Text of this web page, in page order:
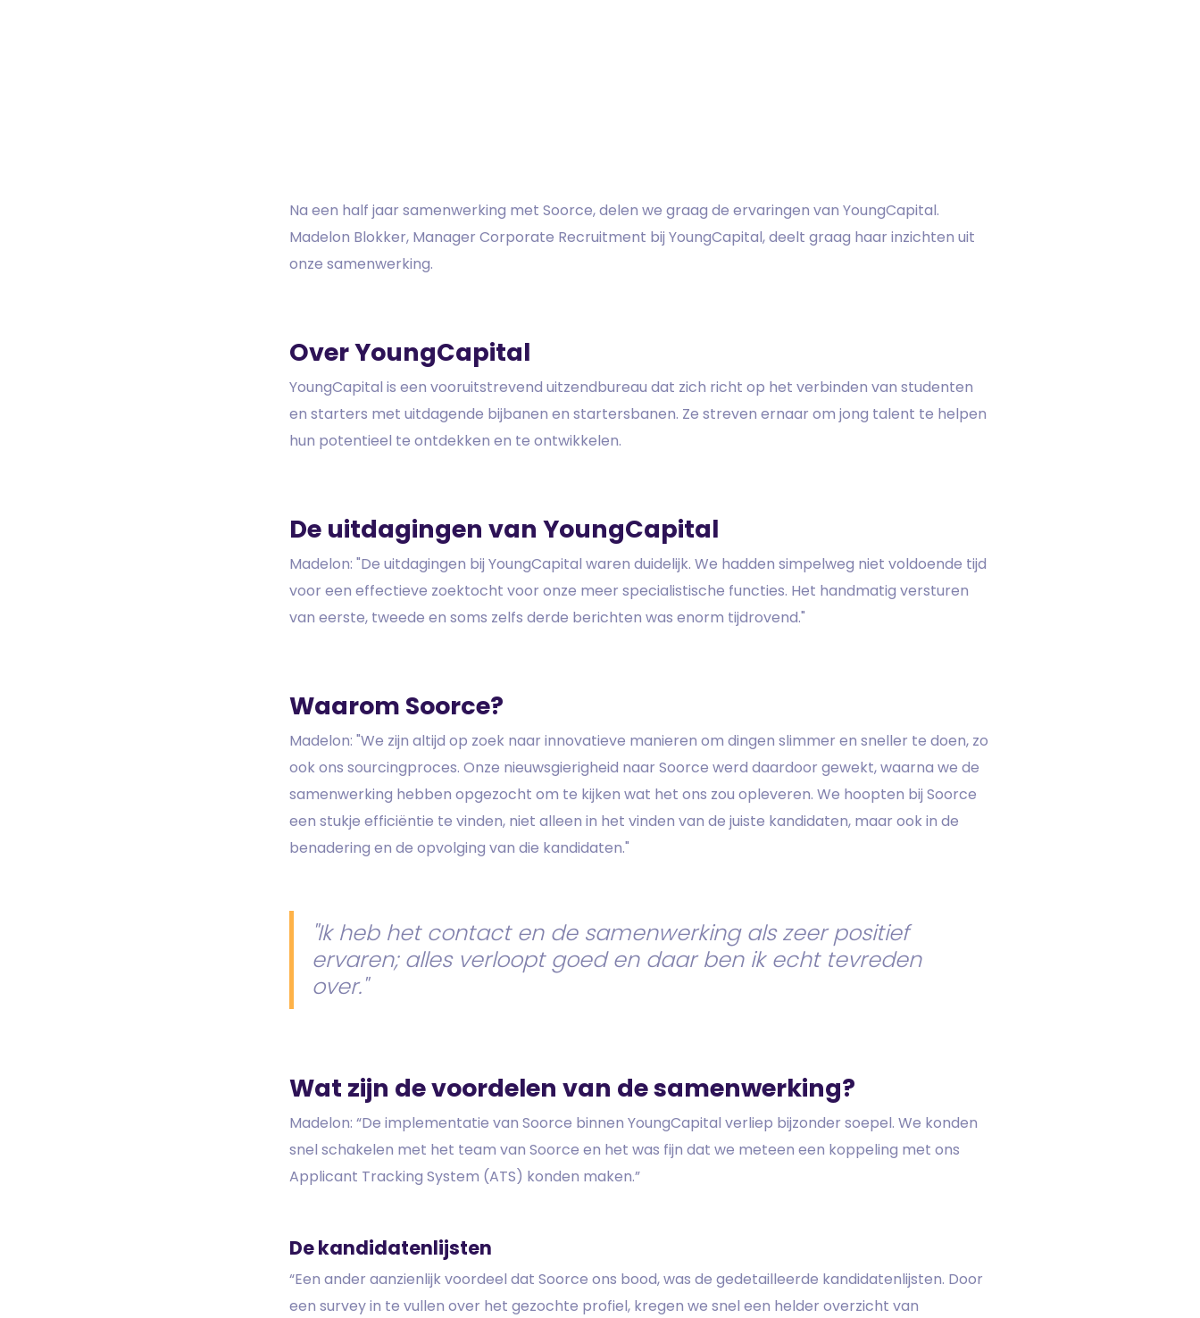
Na een half jaar samenwerking met Soorce, delen we graag de ervaringen van YoungCapital.
Madelon Blokker, Manager Corporate Recruitment bij YoungCapital, deelt graag haar inzichten uit
onze samenwerking.
Over YoungCapital
YoungCapital is een vooruitstrevend uitzendbureau dat zich richt op het verbinden van studenten
en starters met uitdagende bijbanen en startersbanen. Ze streven ernaar om jong talent te helpen
hun potentieel te ontdekken en te ontwikkelen.
De uitdagingen van YoungCapital
Madelon: "De uitdagingen bij YoungCapital waren duidelijk. We hadden simpelweg niet voldoende tijd
voor een effectieve zoektocht voor onze meer specialistische functies. Het handmatig versturen
van eerste, tweede en soms zelfs derde berichten was enorm tijdrovend."
Waarom Soorce?
Madelon: "We zijn altijd op zoek naar innovatieve manieren om dingen slimmer en sneller te doen, zo
ook ons sourcingproces. Onze nieuwsgierigheid naar Soorce werd daardoor gewekt, waarna we de
samenwerking hebben opgezocht om te kijken wat het ons zou opleveren. We hoopten bij Soorce
een stukje efficiëntie te vinden, niet alleen in het vinden van de juiste kandidaten, maar ook in de
benadering en de opvolging van die kandidaten."
"Ik heb het contact en de samenwerking als zeer positief
ervaren; alles verloopt goed en daar ben ik echt tevreden
over."
Wat zijn de voordelen van de samenwerking?
Madelon: “De implementatie van Soorce binnen YoungCapital verliep bijzonder soepel. We konden
snel schakelen met het team van Soorce en het was fijn dat we meteen een koppeling met ons
Applicant Tracking System (ATS) konden maken.”
De kandidatenlijsten
“Een ander aanzienlijk voordeel dat Soorce ons bood, was de gedetailleerde kandidatenlijsten. Door
een survey in te vullen over het gezochte profiel, kregen we snel een helder overzicht van